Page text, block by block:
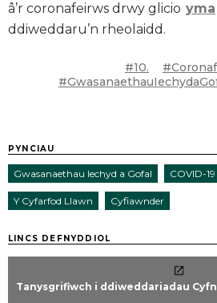
â’r coronafeirws drwy glicio yma
ddiweddaru’n rheolaidd.
#10.
PYNCIAU
Gwasanaethau Iechyd a Gofal COVID-19
Y Cyfarfod Llawn Cyfiawnder
LINCS DEFNYDDIOL
Tanysgrifiwch i ddiweddariadau